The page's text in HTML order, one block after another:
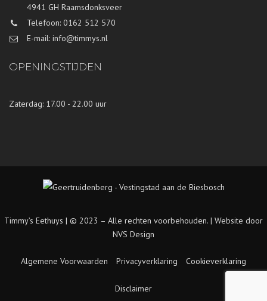
4941 GH Raamsdonksveer
Telefoon: 0162 512 570
E-mail: info@timmys.nl
OPENINGSTIJDEN
Zaterdag: 17.00 - 22.00 uur
Timmy’s Eethuys | © 2023 – Alle rechten voorbehouden. | Website door
NVS Design
Algemene Voorwaarden Privacyverklaring Cookieverklaring
Disclaimer